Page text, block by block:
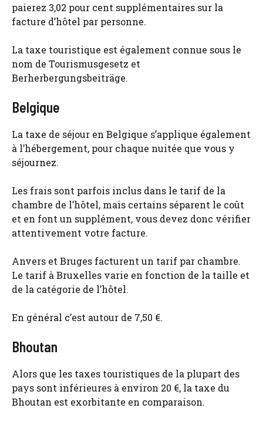
paierez 3,02 pour cent supplémentaires sur la
facture d’hôtel par personne.
La taxe touristique est également connue sous le
nom de Tourismusgesetz et
Berherbergungsbeiträge.
Belgique
La taxe de séjour en Belgique s’applique également
à l’hébergement, pour chaque nuitée que vous y
séjournez.
Les frais sont parfois inclus dans le tarif de la
chambre de l’hôtel, mais certains séparent le coût
et en font un supplément, vous devez donc vérifier
attentivement votre facture.
Anvers et Bruges facturent un tarif par chambre.
Le tarif à Bruxelles varie en fonction de la taille et
de la catégorie de l’hôtel.
En général c’est autour de 7,50 €.
Bhoutan
Alors que les taxes touristiques de la plupart des
pays sont inférieures à environ 20 €, la taxe du
Bhoutan est exorbitante en comparaison.